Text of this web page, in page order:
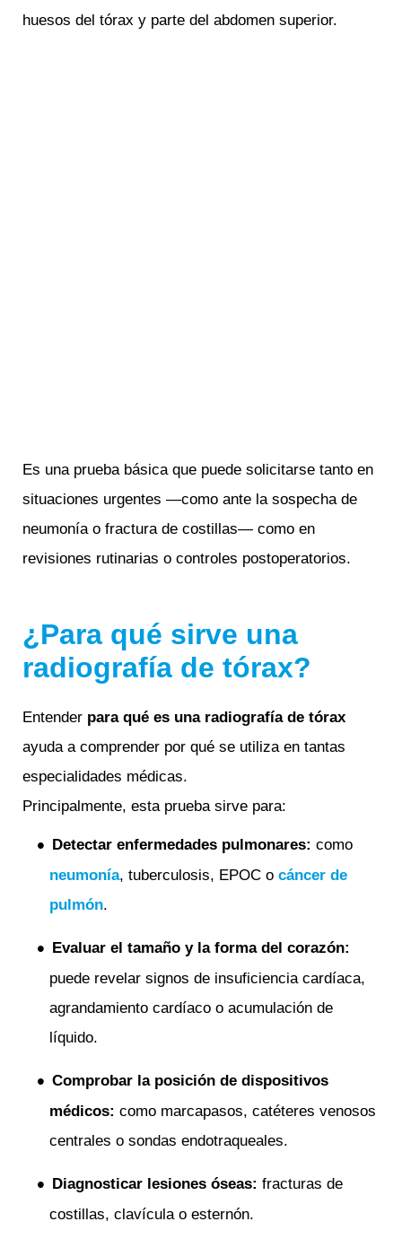
huesos del tórax y parte del abdomen superior.
Es una prueba básica que puede solicitarse tanto en
situaciones urgentes —como ante la sospecha de
neumonía o fractura de costillas— como en
revisiones rutinarias o controles postoperatorios.
¿Para qué sirve una
radiografía de tórax?
Entender para qué es una radiografía de tórax
ayuda a comprender por qué se utiliza en tantas
especialidades médicas.
Principalmente, esta prueba sirve para:
Detectar enfermedades pulmonares: como
neumonía, tuberculosis, EPOC o cáncer de
pulmón.
Evaluar el tamaño y la forma del corazón:
puede revelar signos de insuficiencia cardíaca,
agrandamiento cardíaco o acumulación de
líquido.
Comprobar la posición de dispositivos
médicos: como marcapasos, catéteres venosos
centrales o sondas endotraqueales.
Diagnosticar lesiones óseas: fracturas de
costillas, clavícula o esternón.